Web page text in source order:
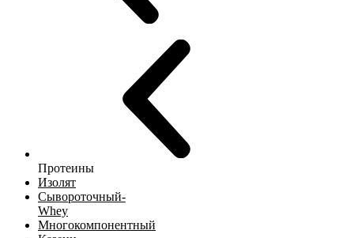
Протеины
Изолят
Сывороточный-
Whey
Многокомпонентный